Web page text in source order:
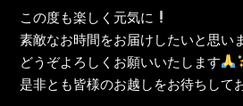
この度も楽しく元気に
素敵なお時間をお届けしたいと思い
どうぞよろしくお願いいたします
是非とも皆様のお越しをお待ちして